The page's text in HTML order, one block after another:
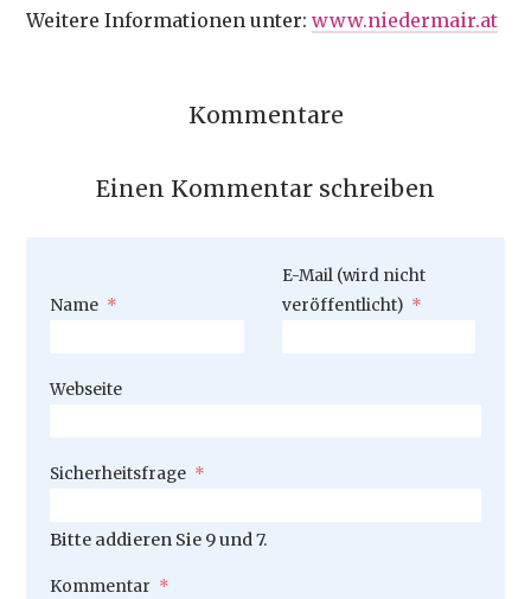
Weitere Informationen unter:www.niedermair.at
Kommentare
Einen Kommentar schreiben
Pflichtfeld
Name *
Pflichtfeld
E-Mail (wird nicht
veröffentlicht) *
Webseite
Pflichtfeld
Sicherheitsfrage *
Bitte addieren Sie 9 und 7.
Pflichtfeld
Kommentar *